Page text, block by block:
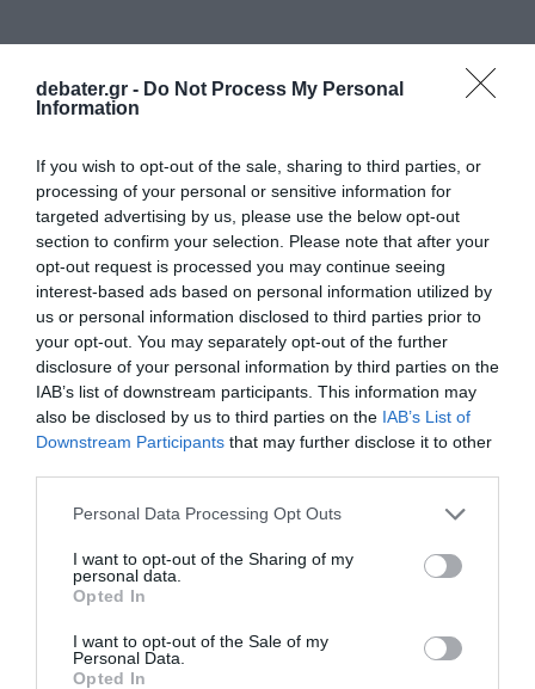
debater.gr - Do Not Process My Personal
Information
If you wish to opt-out of the sale, sharing to third parties, or
processing of your personal or sensitive information for
targeted advertising by us, please use the below opt-out
section to confirm your selection. Please note that after your
opt-out request is processed you may continue seeing
interest-based ads based on personal information utilized by
us or personal information disclosed to third parties prior to
your opt-out. You may separately opt-out of the further
disclosure of your personal information by third parties on the
IAB’s list of downstream participants. This information may
also be disclosed by us to third parties on the IAB’s List of
Downstream Participants that may further disclose it to other
Please note that this website/app uses one or more Google
not limited to your visit or usage behaviour. You may click to
grant or deny consent to Google and its third-party tags to
use your data for below specified purposes in below Google
consent section.
Personal Data Processing Opt Outs
I want to opt-out of the Sharing of my
personal data.
Opted In
I want to opt-out of the Sale of my
Personal Data.
Opted In
ΕΛΛΑΔΑ